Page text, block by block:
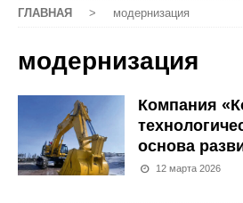
ГЛАВНАЯ > модернизация
модернизация
Компания
основа
12 марта 2026